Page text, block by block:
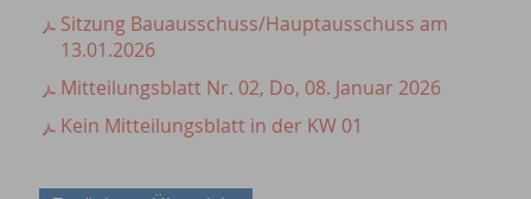
Sitzung Bauausschuss/Hauptausschuss am
13.01.2026
Mitteilungsblatt Nr. 02, Do, 08. Januar 2026
Kein Mitteilungsblatt in der KW 01